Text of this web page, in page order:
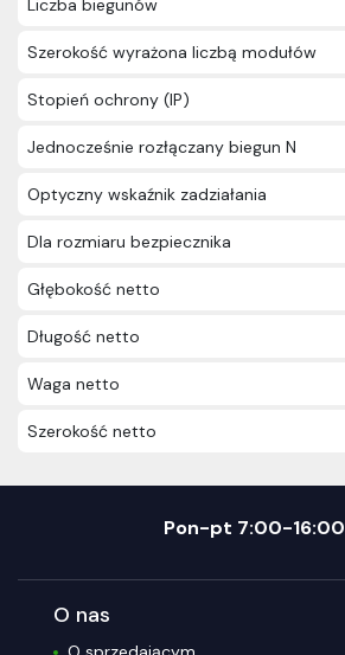
Trasy kablowe (2836)
Końcówki i złączki (346)
Kable ognioodporne i
Kable instalacyjne (712)
Narzędzia (3648)
Elektryka użytkowa (3231)
Inne (2)
Liczba biegunów
Szerokość wyrażona liczbą modułów
Stopień ochrony (IP)
Jednocześnie rozłączany biegun N
Optyczny wskaźnik zadziałania
Dla rozmiaru bezpiecznika
Głębokość netto
Długość netto
Waga netto
Szerokość netto
Pon-pt 7:00-16:00
O nas